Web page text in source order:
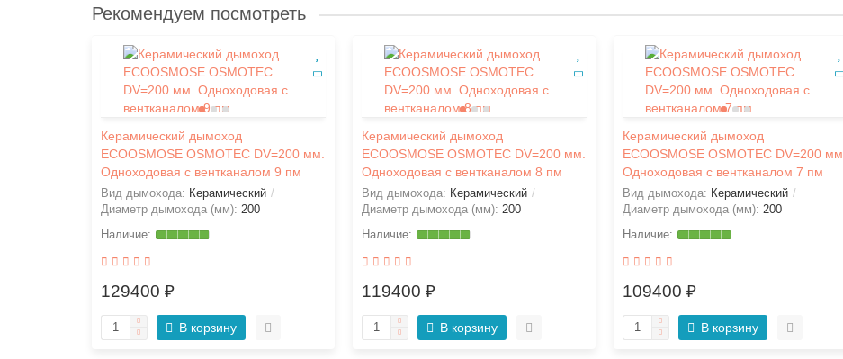
Рекомендуем посмотреть
Керамический дымоход
ECOOSMOSE OSMOTEC DV=200 мм.
Одноходовая с вентканалом 9 пм
Вид дымохода: Керамический
Диаметр дымохода (мм): 200
129400 ₽
В корзину
Керамический дымоход
ECOOSMOSE OSMOTEC DV=200 мм.
Одноходовая с вентканалом 8 пм
Вид дымохода: Керамический
Диаметр дымохода (мм): 200
119400 ₽
В корзину
Керамический дымоход
ECOOSMOSE OSMOTEC DV=200 мм.
Одноходовая с вентканалом 7 пм
Вид дымохода: Керамический
Диаметр дымохода (мм): 200
109400 ₽
В корзину